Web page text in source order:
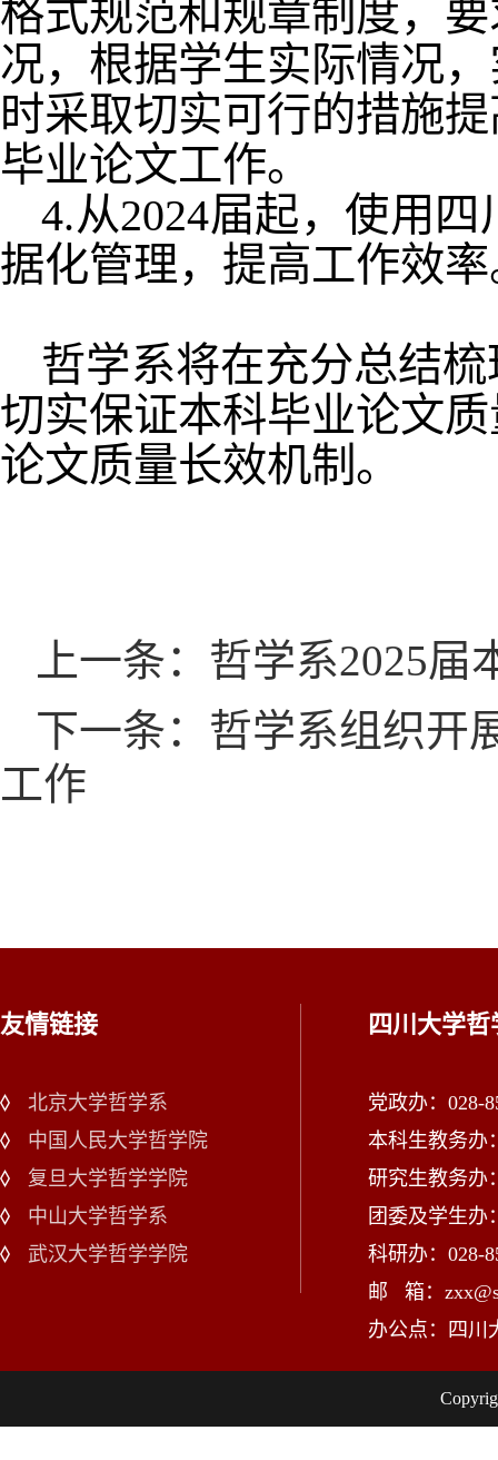
格式规范和规章制度，
况，根据学生实际情况
时采取切实可行的措施
毕业论文工作。
4.从2024届起，使用
据化管理，提高工作效
哲学系将在充分总结
切实保证本科毕业论文
论文质量长效机制。
上一条：哲学系2025
下一条：哲学系组织开
工作
友情链接
北京大学哲学系
中国人民大学哲学院
复旦大学哲学学院
中山大学哲学系
武汉大学哲学学院
四川大学哲
党政办：028-
本科生教务办
研究生教务办
团委及学生办
科研办：028-
邮 箱：
办公点：四川